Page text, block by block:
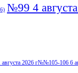
№99 4
2026 г№№105-106 6